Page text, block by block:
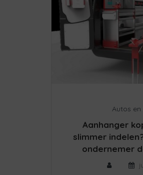
Autos
Aanhanger
slimmer
ondernemer